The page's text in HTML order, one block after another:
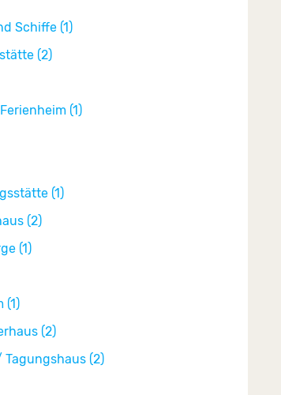
Schiffe (1)
(2)
(1)
(1)
(2)
(1)
(1)
(2)
(2)